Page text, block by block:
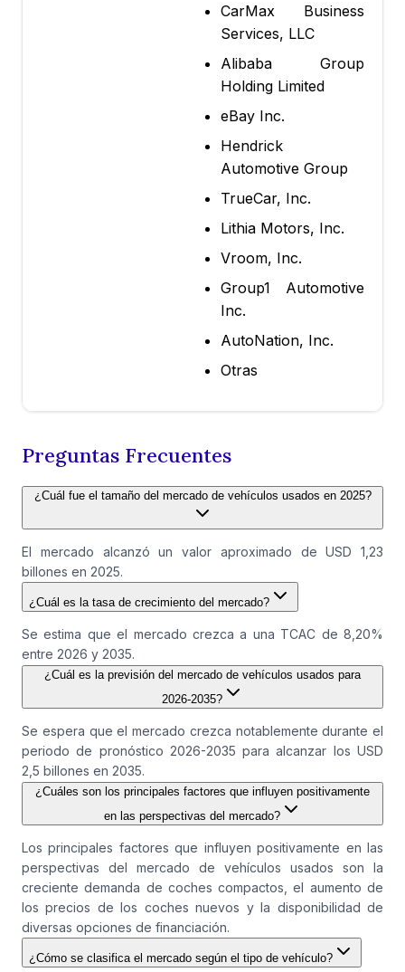
CarMax Business
Services, LLC
Alibaba Group
Holding Limited
eBay Inc.
Hendrick
Automotive Group
TrueCar, Inc.
Lithia Motors, Inc.
Vroom, Inc.
Group1 Automotive
Inc.
AutoNation, Inc.
Otras
Preguntas Frecuentes
¿Cuál fue el tamaño del mercado de vehículos usados en 2025?
El mercado alcanzó un valor aproximado de USD 1,23
billones en 2025.
¿Cuál es la tasa de crecimiento del mercado?
Se estima que el mercado crezca a una TCAC de 8,20%
entre 2026 y 2035.
¿Cuál es la previsión del mercado de vehículos usados para
2026-2035?
Se espera que el mercado crezca notablemente durante el
periodo de pronóstico 2026-2035 para alcanzar los USD
2,5 billones en 2035.
¿Cuáles son los principales factores que influyen positivamente
en las perspectivas del mercado?
Los principales factores que influyen positivamente en las
perspectivas del mercado de vehículos usados son la
creciente demanda de coches compactos, el aumento de
los precios de los coches nuevos y la disponibilidad de
diversas opciones de financiación.
¿Cómo se clasifica el mercado según el tipo de vehículo?